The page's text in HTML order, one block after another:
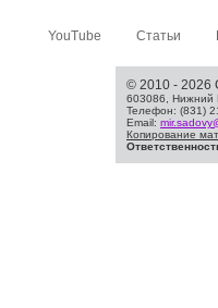
YouTube Статьи
© 2010 - 2026
603086, Нижний
Телефон: (831)
Email:
Копирование